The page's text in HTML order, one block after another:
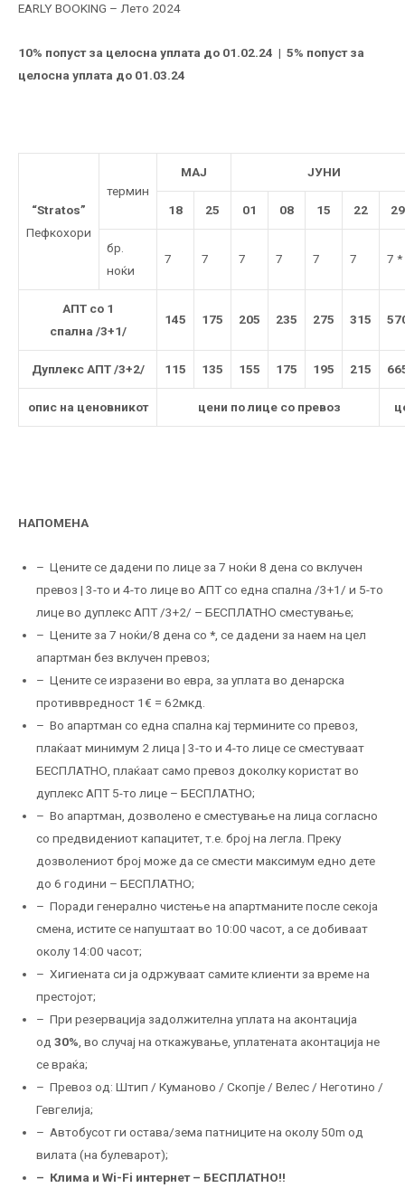
EARLY BOOKING – Лето 2024
10% попуст за целосна уплата до 01.02.24 | 5% попуст за
целосна уплата до 01.03.24
“Stratos”
Пефкохори
термин
МАЈ ЈУНИ
18 25 01 08 15 22 29
бр.
ноќи
7 7 7 7 7 7 7 *
АПТ со 1
спална /3+1/
145 175 205 235 275 315
Дуплекс АПТ /3+2/ 115 135 155 175 195 215
опис на ценовникот цени по лице со превоз
НАПОМЕНА
– Цените се дадени по лице за 7 ноќи 8 дена со вклучен
превоз | 3-то и 4-то лице во АПТ со една спална /3+1/ и 5-то
лице во дуплекс АПТ /3+2/ – БЕСПЛАТНО сместување;
– Цените за 7 ноќи/8 дена со *, се дадени за наем на цел
апартман без вклучен превоз;
– Цените се изразени во евра, за уплата во денарска
противвредност 1€ = 62мкд.
– Во апартман со една спална кај термините со превоз,
плаќаат минимум 2 лица | 3-то и 4-то лице се сместуваат
БЕСПЛАТНО, плаќаат само превоз доколку користат во
дуплекс АПТ 5-то лице – БЕСПЛАТНО;
– Во апартман, дозволено е сместување на лица согласно
со предвидениот капацитет, т.е. број на легла. Преку
дозволениот број може да се смести максимум едно дете
до 6 години – БЕСПЛАТНО;
– Поради генерално чистење на апартманите после секоја
смена, истите се напуштаат во 10:00 часот, а се добиваат
околу 14:00 часот;
– Хигиената си ја одржуваат самите клиенти за време на
престојот;
– При резервација задолжителна уплата на аконтација
од 30%, во случај на откажување, уплатената аконтација не
се враќа;
– Превоз од: Штип / Куманово / Скопје / Велес / Неготино /
Гевгелија;
– Автобусот ги остава/зема патниците на околу 50m од
вилата (на булеварот);
– Клима и Wi-Fi интернет – БЕСПЛАТНО!!